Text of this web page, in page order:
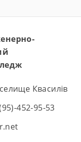
Квасилів
452-95-53